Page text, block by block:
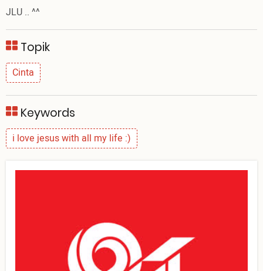
JLU .. ^^
Topik
Cinta
Keywords
i love jesus with all my life :)